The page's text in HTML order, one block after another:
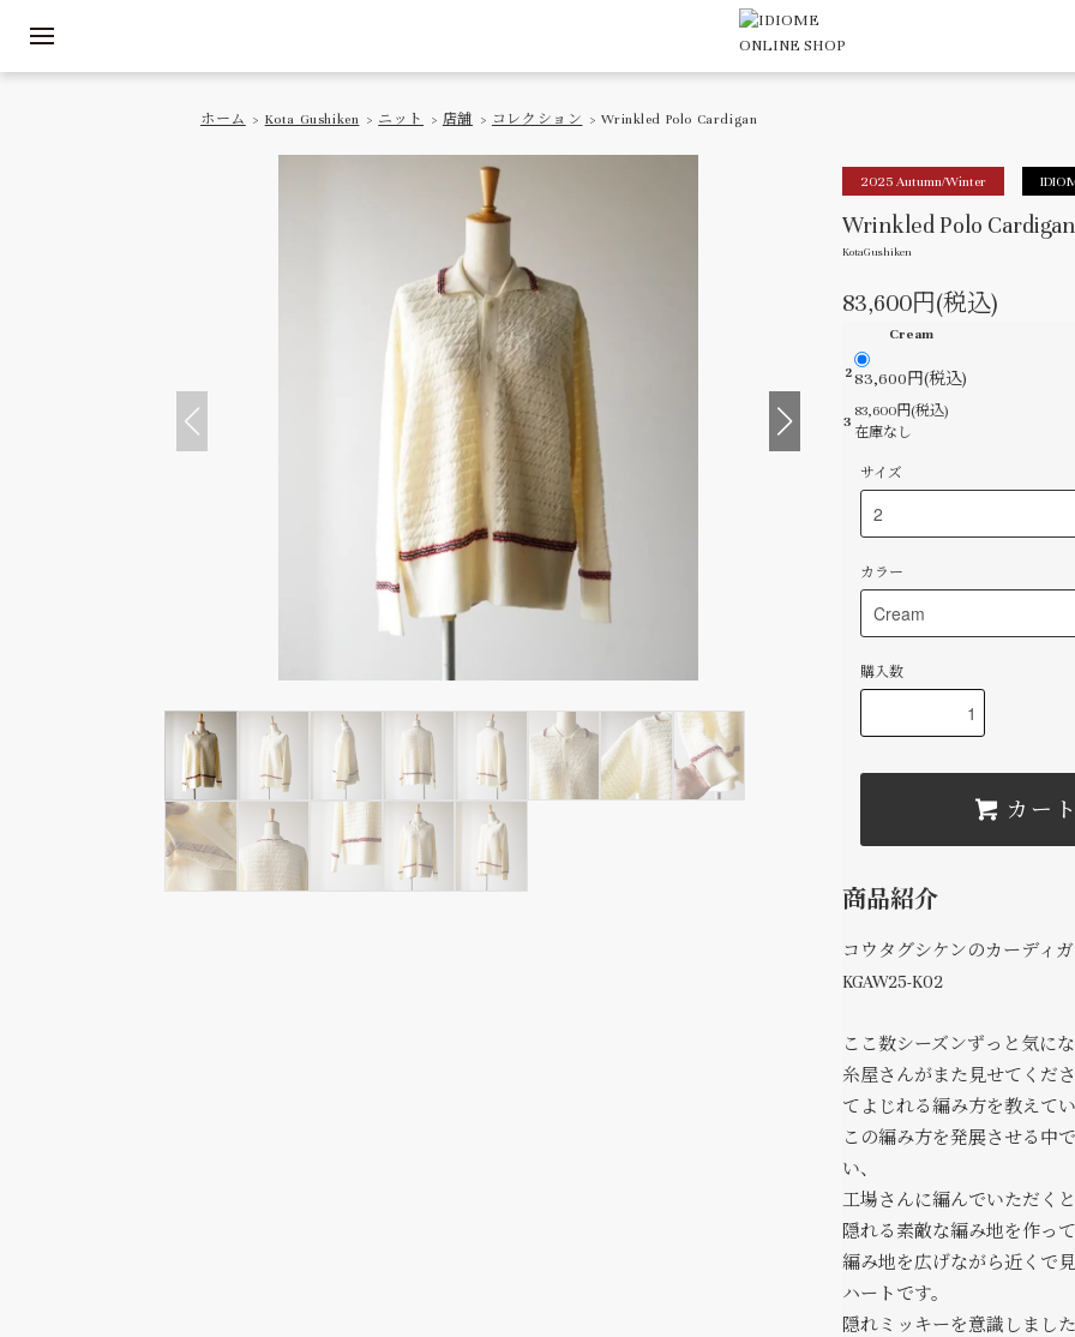
ホーム > Kota Gushiken > ニット > 店舗 > コレクション > Wrinkled Polo Cardigan
2025 Autumn/Winter
Wrinkled Polo Cardigan
KotaGushiken
83,600円(税込)
Cream
283,600円(税込)
3
83,600円(税込)
在庫なし
サイズ
カラー
購入数
カー
商品紹介
コウタグシケンのカーディ
KGAW25-K02
ここ数シーズンずっと気に
糸屋さんがまた見せてくだ
てよじれる編み方を教えて
この編み方を発展させる中
い、
工場さんに編んでいただく
隠れる素敵な編み地を作っ
編み地を広げながら近くで
ハートです。
隠れミッキーを意識しました